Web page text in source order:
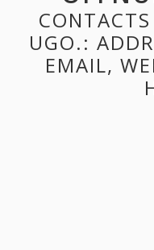
UGO.:
EMAIL,